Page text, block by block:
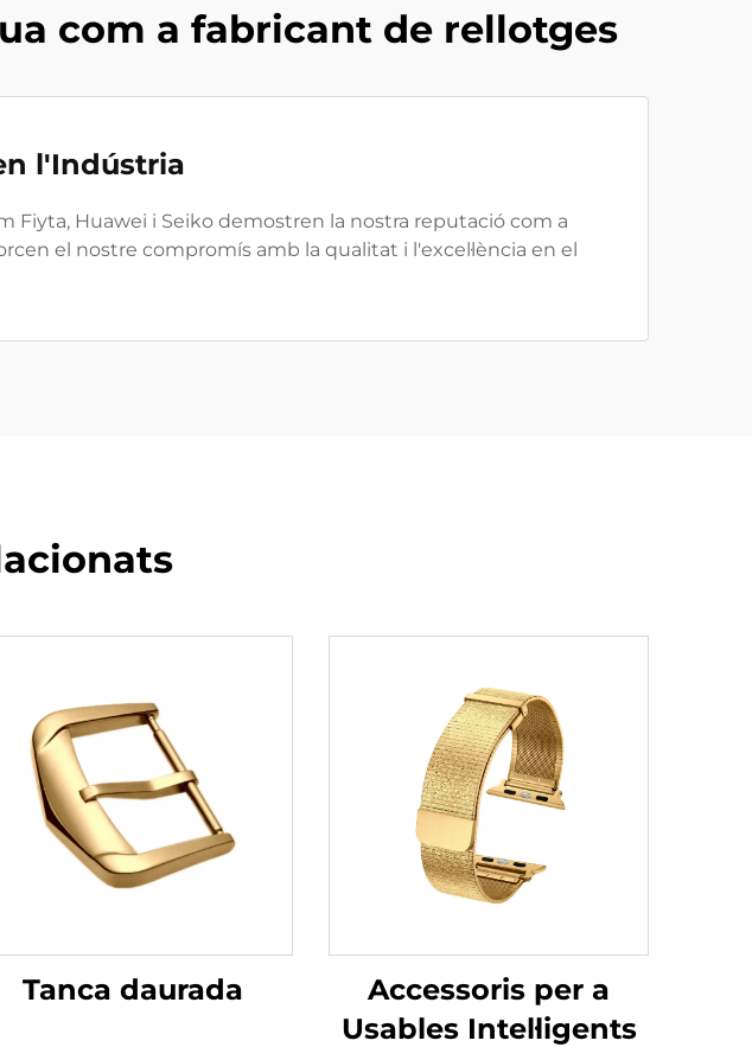
com a fabricant de rellotges
l'Indústria
Fiyta, Huawei i Seiko demostren la nostra reputació com a
el nostre compromís amb la qualitat i l'excel·lència en el
Tanca daurada
Accessoris per a
Usables Intel·ligents